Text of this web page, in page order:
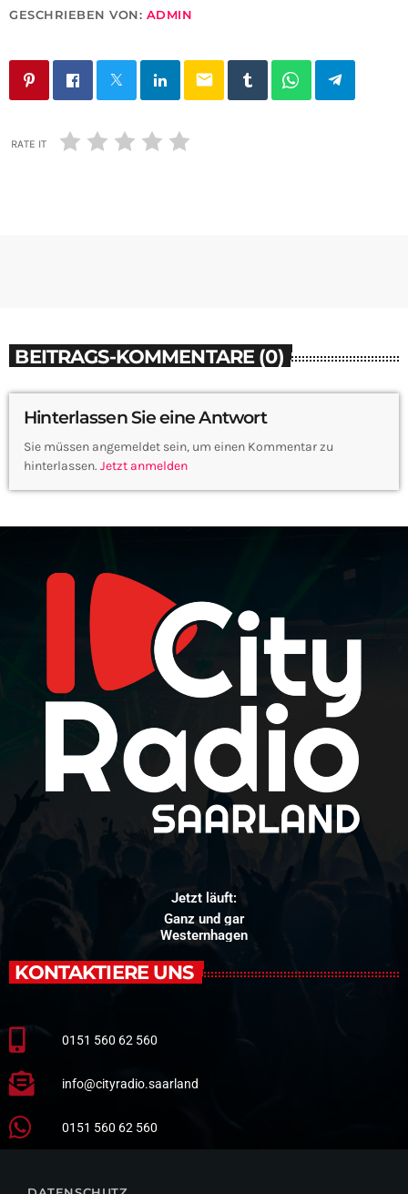
GESCHRIEBEN VON: ADMIN
email
RATE IT
BEITRAGS-KOMMENTARE (0)
Hinterlassen Sie eine Antwort
Sie müssen angemeldet sein, um einen Kommentar zu
hinterlassen. Jetzt anmelden
Jetzt läuft:
Ganz und gar
Westernhagen
KONTAKTIERE UNS
0151 560 62 560
info@cityradio.saarland
0151 560 62 560